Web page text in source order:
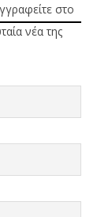
στο
νέα της